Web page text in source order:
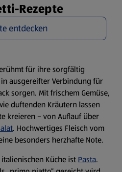
Rezepte
entdecken
für ihre sorgfältig
ausgereifter Verbindung für
sorgen. Mit frischem Gemüse,
duftenden Kräutern lassen
kreieren – von Auflauf über
. Hochwertiges Fleisch vom
besonders herzhafte Note.
Küche ist Pasta.